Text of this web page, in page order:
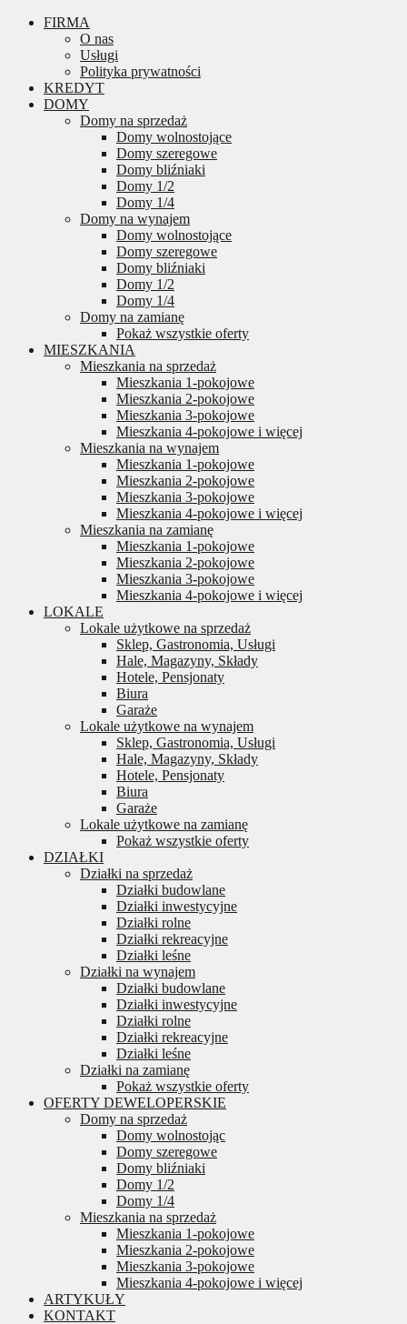
FIRMA
O nas
Usługi
Polityka prywatności
KREDYT
DOMY
Domy na sprzedaż
Domy wolnostojące
Domy szeregowe
Domy bliźniaki
Domy 1/2
Domy 1/4
Domy na wynajem
Domy wolnostojące
Domy szeregowe
Domy bliźniaki
Domy 1/2
Domy 1/4
Domy na zamianę
Pokaż wszystkie oferty
MIESZKANIA
Mieszkania na sprzedaż
Mieszkania 1-pokojowe
Mieszkania 2-pokojowe
Mieszkania 3-pokojowe
Mieszkania 4-pokojowe i więcej
Mieszkania na wynajem
Mieszkania 1-pokojowe
Mieszkania 2-pokojowe
Mieszkania 3-pokojowe
Mieszkania 4-pokojowe i więcej
Mieszkania na zamianę
Mieszkania 1-pokojowe
Mieszkania 2-pokojowe
Mieszkania 3-pokojowe
Mieszkania 4-pokojowe i więcej
LOKALE
Lokale użytkowe na sprzedaż
Sklep, Gastronomia, Usługi
Hale, Magazyny, Składy
Hotele, Pensjonaty
Biura
Garaże
Lokale użytkowe na wynajem
Sklep, Gastronomia, Usługi
Hale, Magazyny, Składy
Hotele, Pensjonaty
Biura
Garaże
Lokale użytkowe na zamianę
Pokaż wszystkie oferty
DZIAŁKI
Działki na sprzedaż
Działki budowlane
Działki inwestycyjne
Działki rolne
Działki rekreacyjne
Działki leśne
Działki na wynajem
Działki budowlane
Działki inwestycyjne
Działki rolne
Działki rekreacyjne
Działki leśne
Działki na zamianę
Pokaż wszystkie oferty
OFERTY DEWELOPERSKIE
Domy na sprzedaż
Domy wolnostojąc
Domy szeregowe
Domy bliźniaki
Domy 1/2
Domy 1/4
Mieszkania na sprzedaż
Mieszkania 1-pokojowe
Mieszkania 2-pokojowe
Mieszkania 3-pokojowe
Mieszkania 4-pokojowe i więcej
ARTYKUŁY
KONTAKT